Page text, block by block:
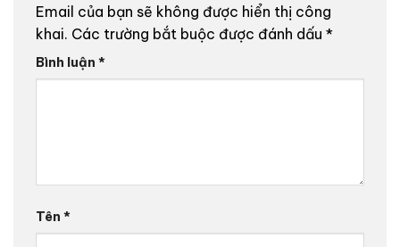
Email của bạn sẽ không được hiển thị công
khai. Các trường bắt buộc được đánh dấu *
Bình luận *
Tên *